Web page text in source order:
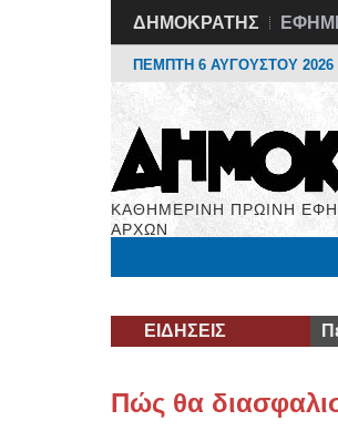
ΔΗΜΟΚΡΑΤΗΣ
ΠΕΜΠΤΗ 6 ΑΥΓΟΥΣΤΟΥ 2026
ΚΑΘΗΜΕΡΙΝΗ ΠΡΩΙΝΗ
ΑΡΧΩΝ
ΕΙΔΗΣΕΙΣ
Πώς θα